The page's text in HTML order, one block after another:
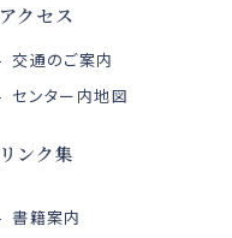
アクセス
交通のご案内
センター内地図
リンク集
書籍案内